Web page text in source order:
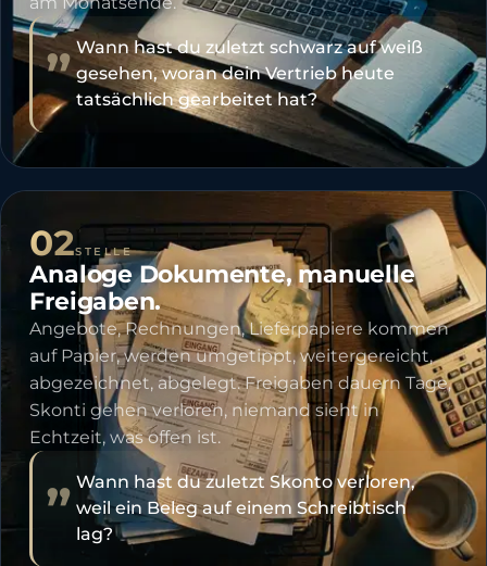
„ Wann hast du zuletzt schwarz auf weiß
gesehen, woran dein Vertrieb heute
tatsächlich gearbeitet hat?
02STELLE
Analoge Dokumente, manuelle
Freigaben.
Angebote, Rechnungen, Lieferpapiere kommen
auf Papier, werden umgetippt, weitergereicht,
abgezeichnet, abgelegt. Freigaben dauern Tage,
Skonti gehen verloren, niemand sieht in
Echtzeit, was offen ist.
„ Wann hast du zuletzt Skonto verloren,
weil ein Beleg auf einem Schreibtisch
lag?